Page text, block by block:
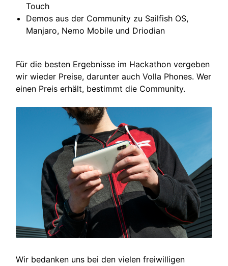
Touch
Demos aus der Community zu Sailfish OS,
Manjaro, Nemo Mobile und Driodian
Für die besten Ergebnisse im Hackathon vergeben
wir wieder Preise, darunter auch Volla Phones. Wer
einen Preis erhält, bestimmt die Community.
Wir bedanken uns bei den vielen freiwilligen